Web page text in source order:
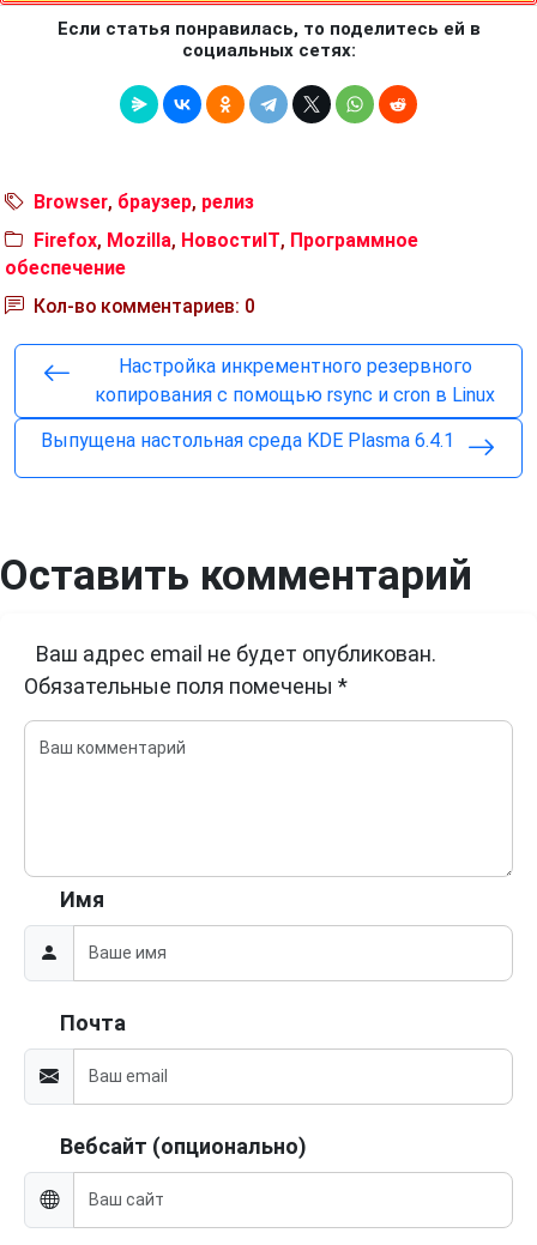
Если статья понравилась, то поделитесь ей в
социальных сетях:
Browser, браузер, релиз
Firefox, Mozilla, НовостиIT, Программное
обеспечение
Кол-во комментариев: 0
Настройка инкрементного резервного
копирования с помощью rsync и cron в Linux
Выпущена настольная среда KDE Plasma 6.4.1
Оставить комментарий
Ваш адрес email не будет опубликован.
Обязательные поля помечены *
Имя
Почта
Вебсайт (опционально)